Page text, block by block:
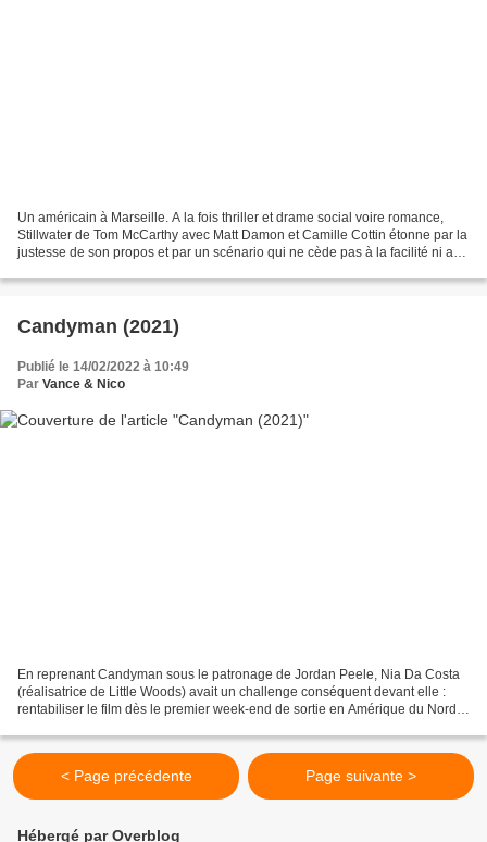
Un américain à Marseille. A la fois thriller et drame social voire romance,
Stillwater de Tom McCarthy avec Matt Damon et Camille Cottin étonne par la
justesse de son propos et par un scénario qui ne cède pas à la facilité ni aux
Candyman (2021)
Publié le 14/02/2022 à 10:49
Par Vance & Nico
En reprenant Candyman sous le patronage de Jordan Peele, Nia Da Costa
(réalisatrice de Little Woods) avait un challenge conséquent devant elle :
rentabiliser le film dès le premier week-end de sortie en Amérique du Nord,
< Page précédente Page suivante >
Hébergé par Overblog